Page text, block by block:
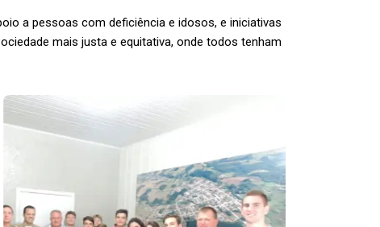
a pessoas com deficiência e idosos, e iniciativas
mais justa e equitativa, onde todos tenham